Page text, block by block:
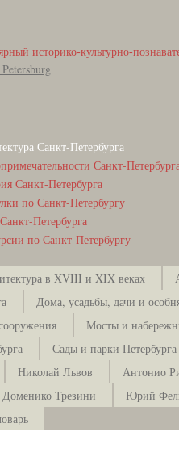
историко-культурно-
Санкт-Петербурга
Санкт-
Санкт-Петербурга
по Санкт-Петербургу
Петербурга
по Санкт-Петербургу
в XVIII и XIX веках
Дома, усадьбы, дачи и
Мосты и
Сады и парки Петербурга
Николай Львов
Антонио
Доменико Трезини
Юрий